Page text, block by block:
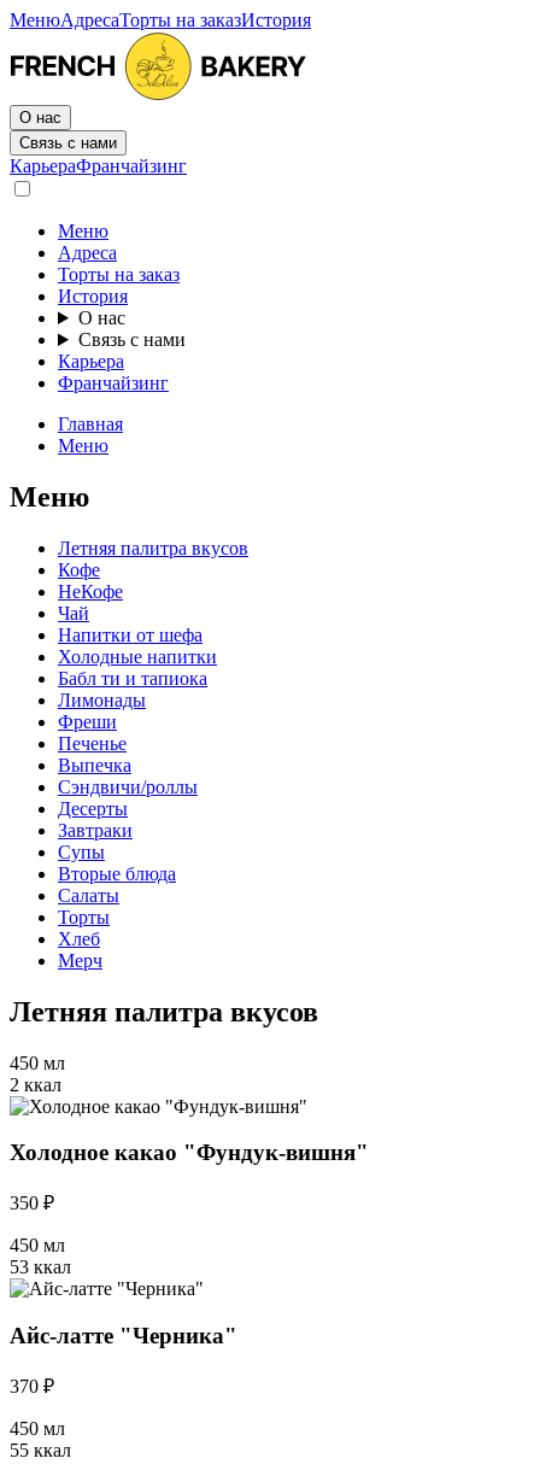
МенюАдресаТорты на заказИстория
О нас
Связь с нами
КарьераФранчайзинг
Меню
Адреса
Торты на заказ
История
О нас
Связь с нами
Карьера
Франчайзинг
Главная
Меню
Меню
Летняя палитра вкусов
Кофе
НеКофе
Чай
Напитки от шефа
Холодные напитки
Бабл ти и тапиока
Лимонады
Фреши
Печенье
Выпечка
Сэндвичи/роллы
Десерты
Завтраки
Супы
Вторые блюда
Салаты
Торты
Хлеб
Мерч
Летняя палитра вкусов
450 мл
2 ккал
Холодное какао "Фундук-вишня"
350 ₽
450 мл
53 ккал
Айс-латте "Черника"
370 ₽
450 мл
55 ккал